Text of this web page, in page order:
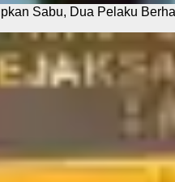
Sabu, Dua Pelaku